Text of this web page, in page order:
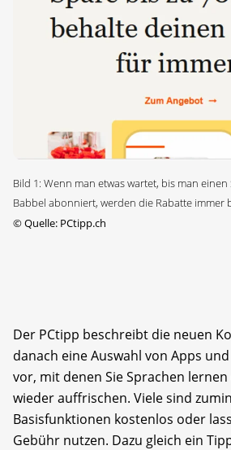
Bild 1: Wenn man etwas wartet, bis man
Babbel abonniert, werden die Rabatte immer
©Quelle: PCtipp.ch
Der PCtipp beschreibt die neuen
danach eine Auswahl von Apps
vor, mit denen Sie Sprachen
wieder auffrischen. Viele sind
Basisfunktionen kostenlos oder
Gebühr nutzen. Dazu gleich ein